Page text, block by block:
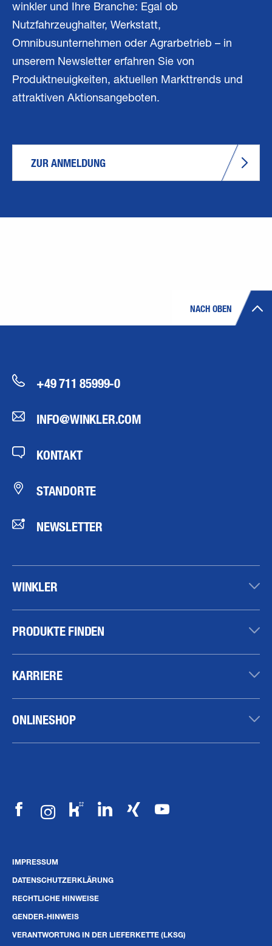
winkler und Ihre Branche: Egal ob
Nutzfahrzeughalter, Werkstatt,
Omnibusunternehmen oder Agrarbetrieb – in
unserem Newsletter erfahren Sie von
Produktneuigkeiten, aktuellen Markttrends und
attraktiven Aktionsangeboten.
ZUR ANMELDUNG
NACH OBEN
+49 711 85999-0
INFO@WINKLER.COM
KONTAKT
STANDORTE
NEWSLETTER
WINKLER
PRODUKTE FINDEN
KARRIERE
ONLINESHOP
IMPRESSUM
DATENSCHUTZERKLÄRUNG
RECHTLICHE HINWEISE
GENDER-HINWEIS
VERANTWORTUNG IN DER LIEFERKETTE (LKSG)